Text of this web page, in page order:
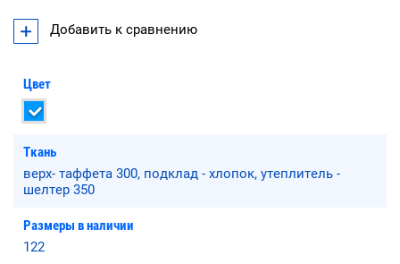
Добавить к сравнению
Цвет
Ткань
верх- таффета 300, подклад - хлопок, утеплитель -
шелтер 350
Размеры в наличии
122